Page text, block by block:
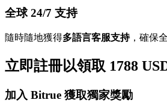
全球 24/7 支持
隨時隨地獲得多語言客服支持，確保
立即註冊以領取 1788
加入 Bitrue 獲取獨家獎勵